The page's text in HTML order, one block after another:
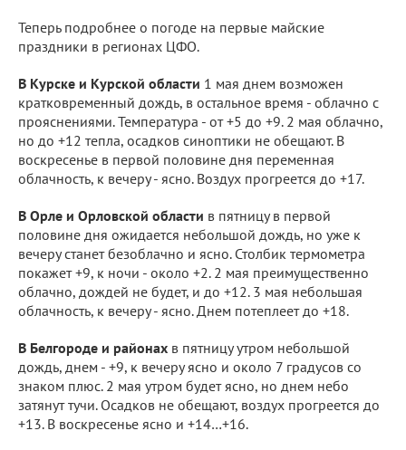
Теперь подробнее о погоде на первые майские
праздники в регионах ЦФО.
В Курске и Курской области 1 мая днем возможен
кратковременный дождь, в остальное время - облачно с
прояснениями. Температура - от +5 до +9. 2 мая облачно,
но до +12 тепла, осадков синоптики не обещают. В
воскресенье в первой половине дня переменная
облачность, к вечеру - ясно. Воздух прогреется до +17.
В Орле и Орловской области в пятницу в первой
половине дня ожидается небольшой дождь, но уже к
вечеру станет безоблачно и ясно. Столбик термометра
покажет +9, к ночи - около +2. 2 мая преимущественно
облачно, дождей не будет, и до +12. 3 мая небольшая
облачность, к вечеру - ясно. Днем потеплеет до +18.
В Белгороде и районах в пятницу утром небольшой
дождь, днем - +9, к вечеру ясно и около 7 градусов со
знаком плюс. 2 мая утром будет ясно, но днем небо
затянут тучи. Осадков не обещают, воздух прогреется до
+13. В воскресенье ясно и +14…+16.